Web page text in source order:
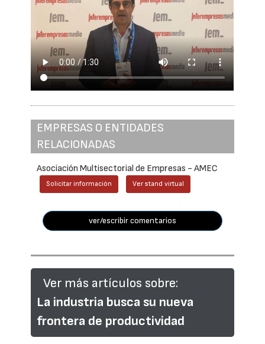
EMPRESAS O ENTIDADES
RELACIONADAS
Asociación Multisectorial de Empresas - AMEC
Solicitar información Ver stand virtual
ver/escribir comentarios
Ver más artículos sobre:
La industria busca su nueva
frontera de productividad